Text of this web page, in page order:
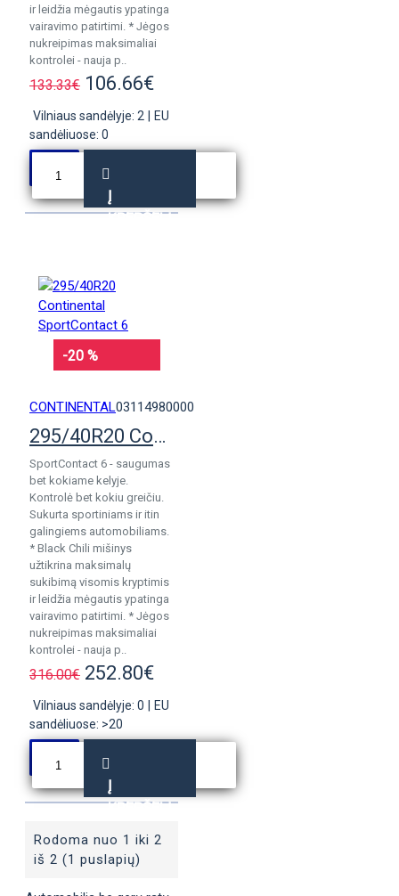
ir leidžia mėgautis ypatinga
vairavimo patirtimi. * Jėgos
nukreipimas maksimaliai
kontrolei - nauja p..
133.33€ 106.66€
Vilniaus sandėlyje: 2
EU
sandėliuose: 0
Į
KREPŠELĮ
-20 %
CONTINENTAL03114980000
295/40R20 Continental SportContact 6
SportContact 6 - saugumas
bet kokiame kelyje.
Kontrolė bet kokiu greičiu.
Sukurta sportiniams ir itin
galingiems automobiliams.
* Black Chili mišinys
užtikrina maksimalų
sukibimą visomis kryptimis
ir leidžia mėgautis ypatinga
vairavimo patirtimi. * Jėgos
nukreipimas maksimaliai
kontrolei - nauja p..
316.00€ 252.80€
Vilniaus sandėlyje: 0
EU
sandėliuose: >20
Į
KREPŠELĮ
Rodoma nuo 1 iki 2
iš 2 (1 puslapių)